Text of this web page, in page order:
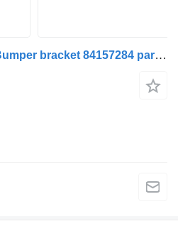
Bumper bracket Volvo Bumper bracket 84157284 para camião tractor Volvo FH